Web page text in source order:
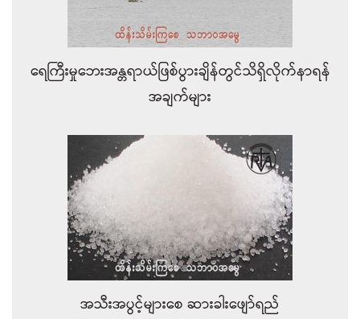
ရေကြီးမှုဘေးအန္တရာယ်ဖြစ်ပွားချိန်တွင်သိရှိလိုက်နာရန်
အချက်များ
အသီးအပွင့်များစေ ဆားခါးဖျော်ရည်